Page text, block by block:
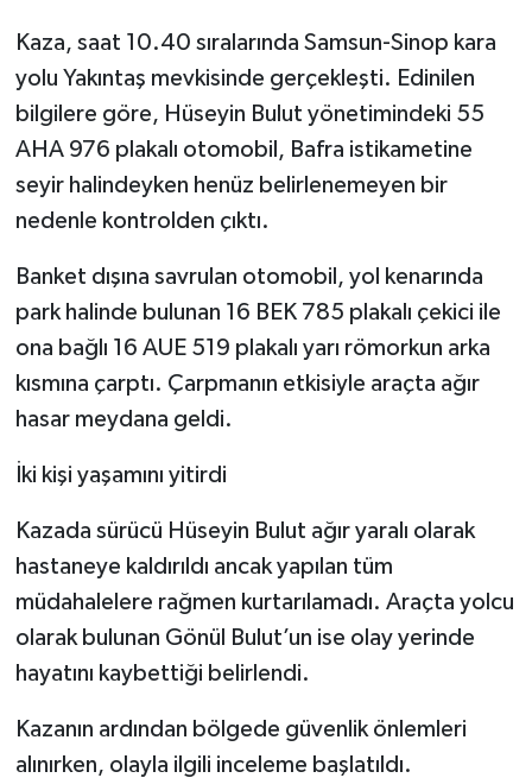
Kaza, saat 10.40 sıralarında Samsun-Sinop kara
yolu Yakıntaş mevkisinde gerçekleşti. Edinilen
bilgilere göre, Hüseyin Bulut yönetimindeki 55
AHA 976 plakalı otomobil, Bafra istikametine
seyir halindeyken henüz belirlenemeyen bir
nedenle kontrolden çıktı.
Banket dışına savrulan otomobil, yol kenarında
park halinde bulunan 16 BEK 785 plakalı çekici ile
ona bağlı 16 AUE 519 plakalı yarı römorkun arka
kısmına çarptı. Çarpmanın etkisiyle araçta ağır
hasar meydana geldi.
İki kişi yaşamını yitirdi
Kazada sürücü Hüseyin Bulut ağır yaralı olarak
hastaneye kaldırıldı ancak yapılan tüm
müdahalelere rağmen kurtarılamadı. Araçta yolcu
olarak bulunan Gönül Bulut’un ise olay yerinde
hayatını kaybettiği belirlendi.
Kazanın ardından bölgede güvenlik önlemleri
alınırken, olayla ilgili inceleme başlatıldı.